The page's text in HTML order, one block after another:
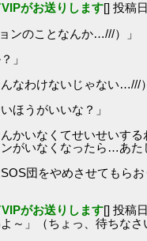
がお送りします[] 投稿
ンのことなんか…///）」
」
なわけないじゃない…///）
ほうがいいな？」
かいなくてせいせいする
いなくなったら…あた
団をやめさせてもら
がお送りします[] 投稿
～」（ちょっ、待ちなさ